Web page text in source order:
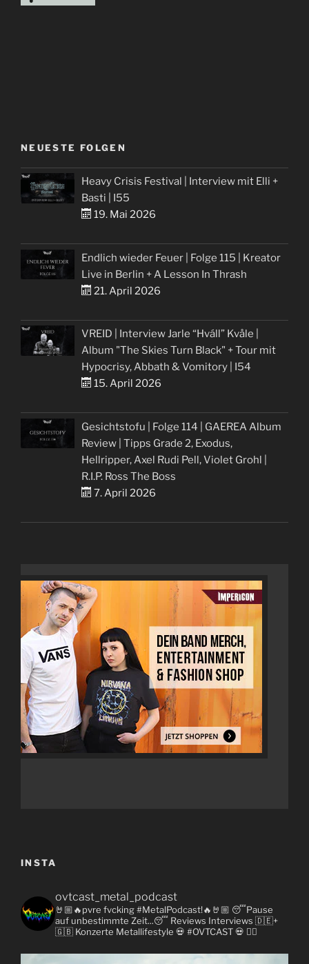
NEUESTE FOLGEN
Heavy Crisis Festival | Interview mit Elli +
Basti | I55
19. Mai 2026
Endlich wieder Feuer | Folge 115 | Kreator
Live in Berlin + A Lesson In Thrash
21. April 2026
VREID | Interview Jarle “Hváll” Kvåle |
Album "The Skies Turn Black" + Tour mit
Hypocrisy, Abbath & Vomitory | I54
15. April 2026
Gesichtstofu | Folge 114 | GAEREA Album
Review | Tipps Grade 2, Exodus,
Hellripper, Axel Rudi Pell, Violet Grohl |
R.I.P. Ross The Boss
7. April 2026
INSTA
ovtcast_metal_podcast
🤘🏼🔥pvre fvcking #MetalPodcast!🔥🤘🏼 😴Pause
auf unbestimmte Zeit...😴 Reviews Interviews 🇩🇪+
🇬🇧 Konzerte Metallifestyle 💀 #OVTCAST 💀 👇🏼